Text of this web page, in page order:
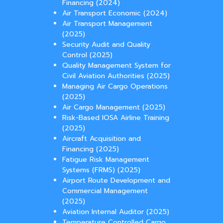
Financing (2024)
Air Transport Economic (2024)
Air Transport Management
(2025)
Security Audit and Quality
Control (2025)
Quality Management System for
Civil Aviation Authorities (2025)
Managing Air Cargo Operations
(2025)
Air Cargo Management (2025)
Risk-Based IOSA Airline Training
(2025)
Aircraft Acquisition and
Financing (2025)
Fatigue Risk Management
Systems (FRMS) (2025)
Airport Route Development and
Commercial Management
(2025)
Aviation Internal Auditor (2025)